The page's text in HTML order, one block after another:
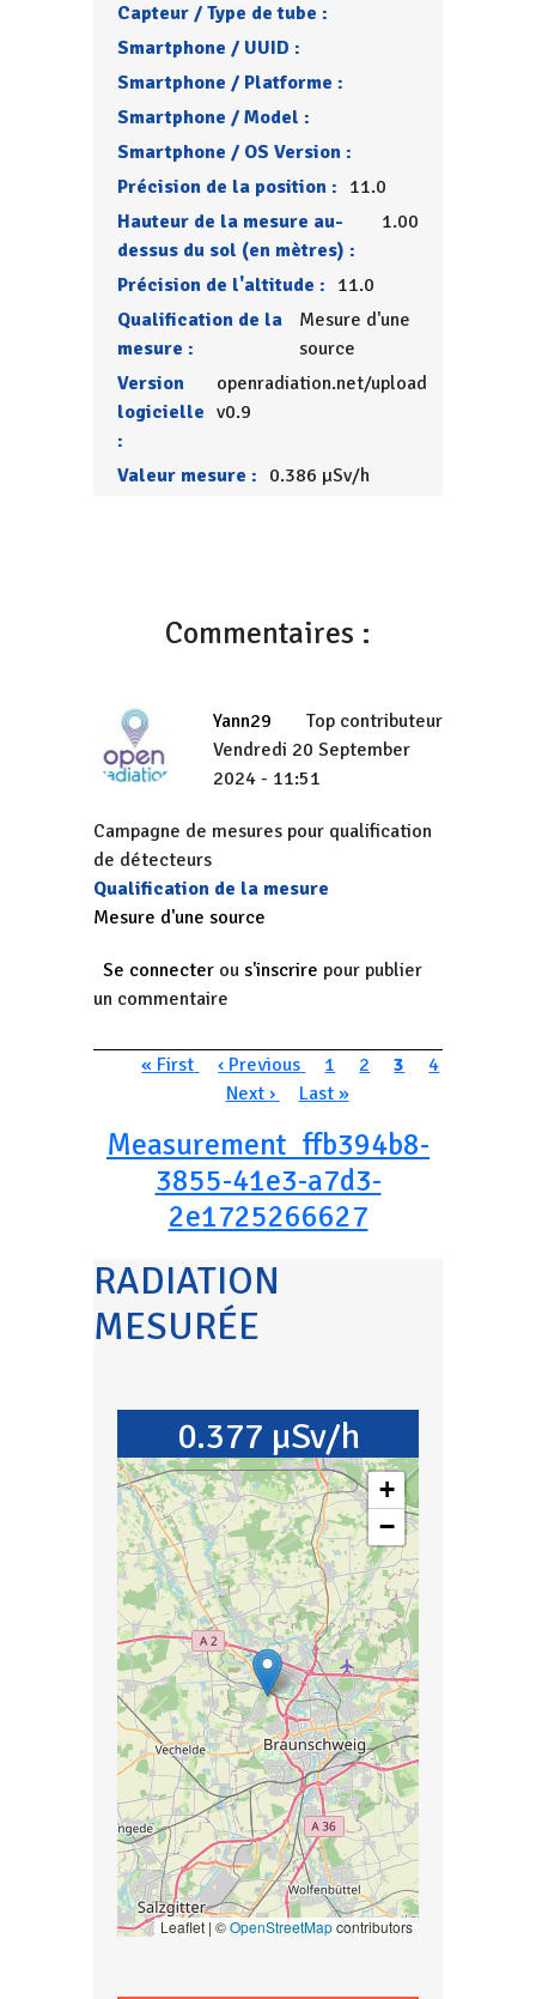
Capteur / Type de tube :
Smartphone / UUID :
Smartphone / Platforme :
Smartphone / Model :
Smartphone / OS Version :
Précision de la position : 11.0
Hauteur de la mesure au-
dessus du sol (en mètres) :
1.00
Précision de l'altitude : 11.0
Qualification de la
mesure :
Mesure d'une
source
Version
logicielle
:
openradiation.net/upload
v0.9
Valeur mesure : 0.386 µSv/h
Commentaires :
Yann29
Top contributeur
Vendredi 20 September
2024 - 11:51
Campagne de mesures pour qualification
de détecteurs
Qualification de la mesure
Mesure d'une source
Se connecter ou s'inscrire pour publier
un commentaire
Pagination
Première page
« First Page précédente
‹ Previous Page
1 Page
2 Page courante
3 Page
4
Page suivante
Next › Dernière page
Last »
Measurement_ffb394b8-
3855-41e3-a7d3-
2e1725266627
RADIATION
MESURÉE
0.377 µSv/h
+
−
Leaflet | ©OpenStreetMapcontributors